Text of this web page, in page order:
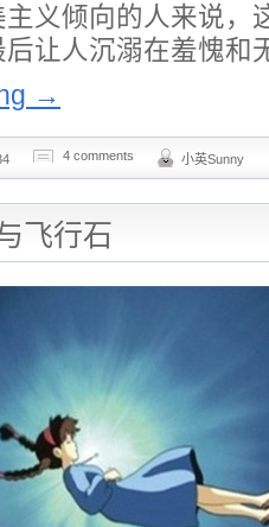
义倾向的人来说，
让人沉溺在羞愧和
→
4 comments 小英Sunny
飞行石